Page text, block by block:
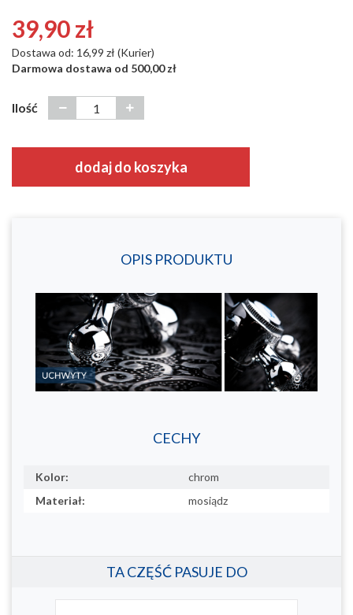
39,90 zł
Dostawa od: 16,99 zł (Kurier)
Darmowa dostawa od 500,00 zł
Ilość
dodaj do koszyka
OPIS PRODUKTU
CECHY
Kolor:
chrom
Materiał:
mosiądz
TA CZĘŚĆ PASUJE DO